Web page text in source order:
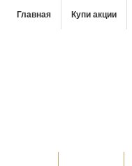
Главная Купи акции